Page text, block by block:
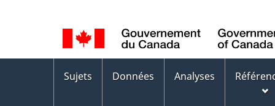
de
la
langue
des
Sujets Données Analyses